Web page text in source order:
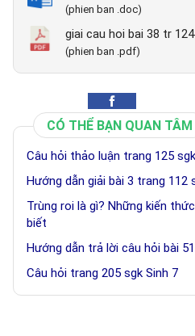
(phien ban .doc)
giai cau hoi bai 38 tr
(phien ban .pdf)
CÓ THỂ BẠN QUAN TÂM
Câu hỏi thảo luận trang 125
Hướng dẫn giải bài 3 trang 112
Trùng roi là gì? Những kiến
biết
Hướng dẫn trả lời câu hỏi bài
Câu hỏi trang 205 sgk Sinh 7